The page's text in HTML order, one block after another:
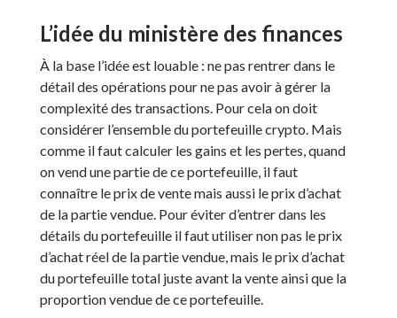
L’idée du ministère des finances
À la base l’idée est louable : ne pas rentrer dans le
détail des opérations pour ne pas avoir à gérer la
complexité des transactions. Pour cela on doit
considérer l’ensemble du portefeuille crypto. Mais
comme il faut calculer les gains et les pertes, quand
on vend une partie de ce portefeuille, il faut
connaître le prix de vente mais aussi le prix d’achat
de la partie vendue. Pour éviter d’entrer dans les
détails du portefeuille il faut utiliser non pas le prix
d’achat réel de la partie vendue, mais le prix d’achat
du portefeuille total juste avant la vente ainsi que la
proportion vendue de ce portefeuille.